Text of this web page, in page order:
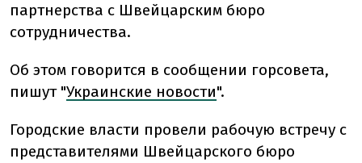
партнерства с Швейцарским бюро
сотрудничества.
Об этом говорится в сообщении горсовета,
пишут "Украинские новости".
Городские власти провели рабочую встречу с
представителями Швейцарского бюро